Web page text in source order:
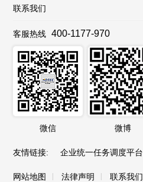
联系我们
客服热线 400-1177-970
微信 微博
友情链接: 企业统一任务调度平台
网站地图 | 法律声明 | 联系我们